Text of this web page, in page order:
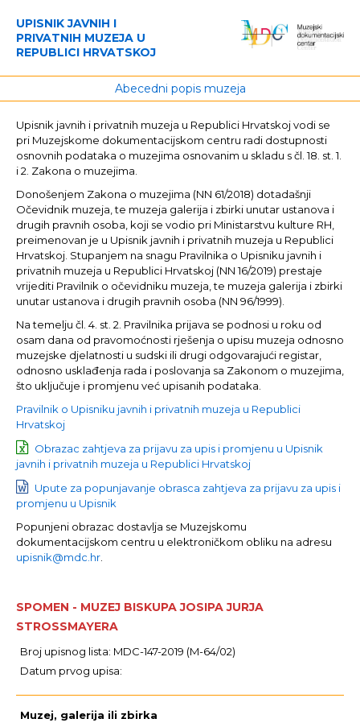
UPISNIK JAVNIH I
PRIVATNIH MUZEJA U
REPUBLICI HRVATSKOJ
Abecedni popis muzeja
Upisnik javnih i privatnih muzeja u Republici Hrvatskoj vodi se
pri Muzejskome dokumentacijskom centru radi dostupnosti
osnovnih podataka o muzejima osnovanim u skladu s čl. 18. st. 1.
i 2. Zakona o muzejima.
Donošenjem Zakona o muzejima (NN 61/2018) dotadašnji
Očevidnik muzeja, te muzeja galerija i zbirki unutar ustanova i
drugih pravnih osoba, koji se vodio pri Ministarstvu kulture RH,
preimenovan je u Upisnik javnih i privatnih muzeja u Republici
Hrvatskoj. Stupanjem na snagu Pravilnika o Upisniku javnih i
privatnih muzeja u Republici Hrvatskoj (NN 16/2019) prestaje
vrijediti Pravilnik o očevidniku muzeja, te muzeja galerija i zbirki
unutar ustanova i drugih pravnih osoba (NN 96/1999).
Na temelju čl. 4. st. 2. Pravilnika prijava se podnosi u roku od
osam dana od pravomoćnosti rješenja o upisu muzeja odnosno
muzejske djelatnosti u sudski ili drugi odgovarajući registar,
odnosno usklađenja rada i poslovanja sa Zakonom o muzejima,
što uključuje i promjenu već upisanih podataka.
Pravilnik o Upisniku javnih i privatnih muzeja u Republici
Hrvatskoj
Obrazac zahtjeva za prijavu za upis i promjenu u Upisnik
javnih i privatnih muzeja u Republici Hrvatskoj
Upute za popunjavanje obrasca zahtjeva za prijavu za upis i
promjenu u Upisnik
Popunjeni obrazac dostavlja se Muzejskomu
dokumentacijskom centru u elektroničkom obliku na adresu
upisnik@mdc.hr
SPOMEN - MUZEJ BISKUPA JOSIPA JURJA
STROSSMAYERA
Broj upisnog lista: MDC-147-2019 (M-64/02)
Datum prvog upisa:
Muzej, galerija ili zbirka